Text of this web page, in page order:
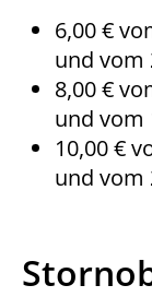
6,00 €
und vom
8,00 €
und vom
10,00 €
und vom